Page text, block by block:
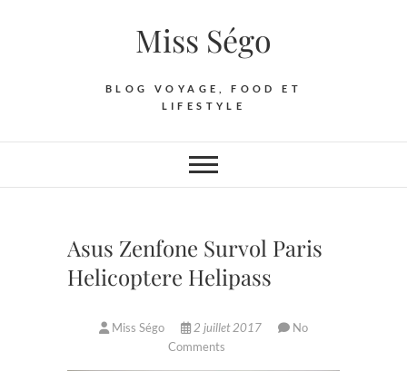
Miss Ségo
BLOG VOYAGE, FOOD ET
LIFESTYLE
Asus Zenfone Survol Paris
Helicoptere Helipass
Miss Ségo 2 juillet 2017
No
Comments